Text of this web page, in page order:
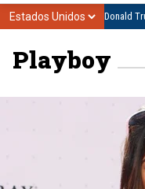
Donald
Playboy